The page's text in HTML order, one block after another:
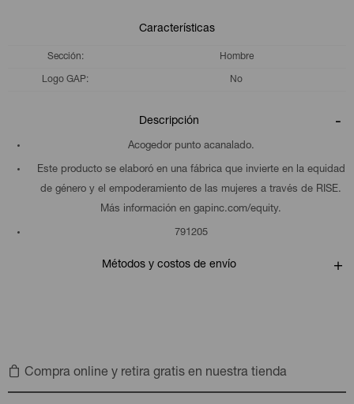
Características
Sección Hombre
Logo GAP No
Descripción
Acogedor punto acanalado.
Este producto se elaboró en una fábrica que invierte en la equidad
de género y el empoderamiento de las mujeres a través de RISE.
Más información en gapinc.com/equity.
791205
Métodos y costos de envío
Compra online y retira gratis en nuestra tienda